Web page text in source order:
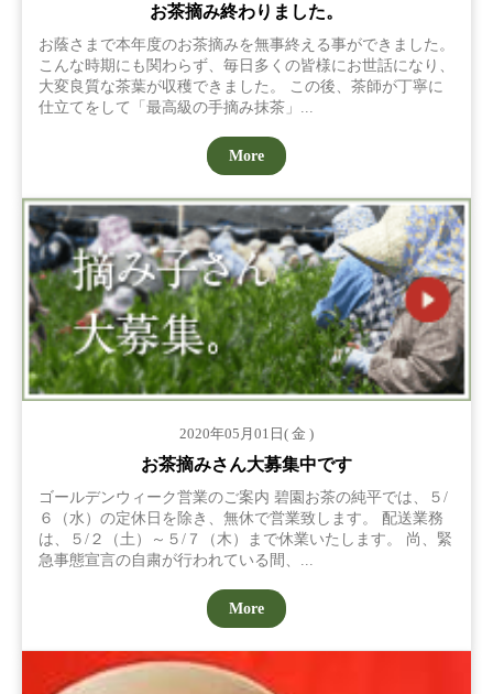
お茶摘み終わりました。
お蔭さまで本年度のお茶摘みを無事終える事ができました。
こんな時期にも関わらず、毎日多くの皆様にお世話になり、
大変良質な茶葉が収穫できました。 この後、茶師が丁寧に
仕立てをして「最高級の手摘み抹茶」...
More
2020年05月01日( 金 )
お茶摘みさん大募集中です
ゴールデンウィーク営業のご案内 碧園お茶の純平では、５/
６（水）の定休日を除き、無休で営業致します。 配送業務
は、５/２（土）～５/７（木）まで休業いたします。 尚、緊
急事態宣言の自粛が行われている間、...
More